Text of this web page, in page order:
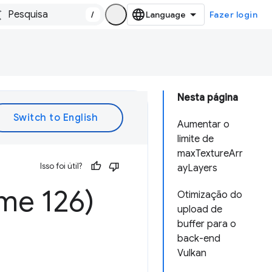
/ Fazer login
Nesta página
Aumentar o
limite de
maxTextureArr
ayLayers
Otimização do
upload de
buffer para o
back-end
Vulkan
Isso foi útil?
126)